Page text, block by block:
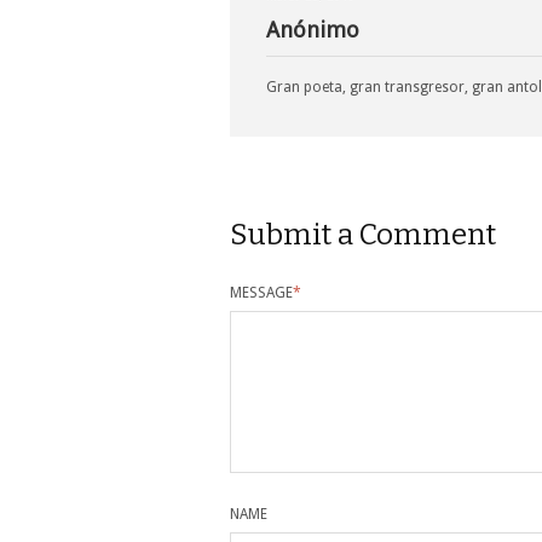
Anónimo
Gran poeta, gran transgresor, gran
Submit a Comment
MESSAGE*
NAME